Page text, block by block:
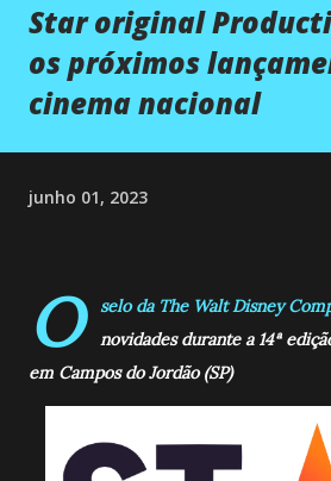
Star original
os próximos
cinema nacional
junho 01, 2023
O
selo da The Walt Disney
novidades durante a 14ª
em Campos do Jordão (SP)